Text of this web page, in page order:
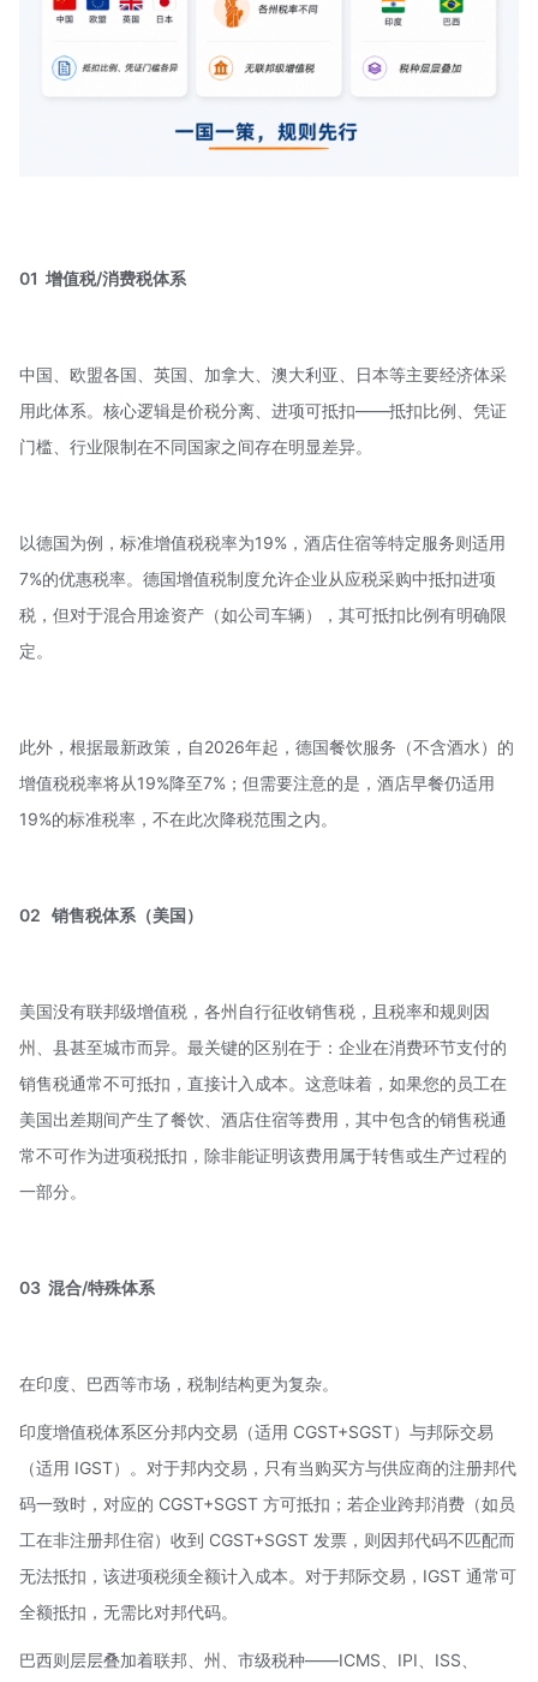
01 增值税/消费税体系
中国、欧盟各国、英国、加拿大、澳大利亚、日本等主要经济体采
用此体系。核心逻辑是价税分离、进项可抵扣——抵扣比例、凭证
门槛、行业限制在不同国家之间存在明显差异。
以德国为例，标准增值税税率为19%，酒店住宿等特定服务则适用
7%的优惠税率。德国增值税制度允许企业从应税采购中抵扣进项
税，但对于混合用途资产 （如公司车辆），其可抵扣比例有明确限
定。
此外，根据最新政策，自2026年起，德国餐饮服务（不含酒水）的
增值税税率将从19%降至7%；但需要注意的是，酒店早餐仍适用
19%的标准税率，不在此次降税范围之内。
02 销售税体系（美国）
美国没有联邦级增值税，各州自行征收销售税，且税率和规则因
州、县甚至城市而异。最关键的区别在于：企业在消费环节支付的
销售税通常不可抵扣，直接计入成本。这意味着，如果您的员工在
美国出差期间产生了餐饮、酒店住宿等费用，其中包含的销售税通
常不可作为进项税抵扣，除非能证明该费用属于转售或生产过程的
一部分。
03 混合/特殊体系
在印度、巴西等市场，税制结构更为复杂。
印度增值税体系区分邦内交易（适用 CGST+SGST）与邦际交易
（适用 IGST）。对于邦内交易，只有当购买方与供应商的注册邦代
码一致时，对应的 CGST+SGST 方可抵扣；若企业跨邦消费（如员
工在非注册邦住宿）收到 CGST+SGST 发票，则因邦代码不匹配而
无法抵扣，该进项税须全额计入成本。对于邦际交易，IGST 通常可
全额抵扣，无需比对邦代码。
巴西则层层叠加着联邦、州、市级税种——ICMS、IPI、ISS、